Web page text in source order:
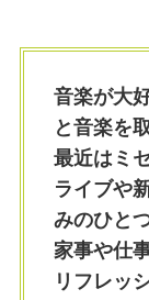
音楽が大
と音楽を
最近はミ
ライブや
みのひとつ
家事や仕
リフレッ